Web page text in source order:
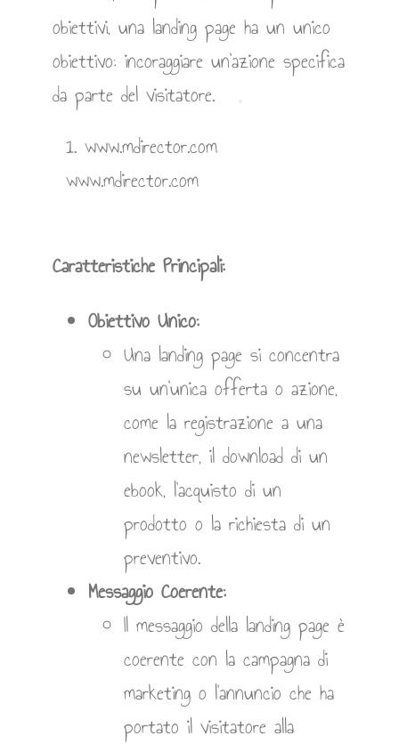
obiettivi, una landing page ha un unico
obiettivo: incoraggiare un’azione specifica
da parte del visitatore.
1. www.mdirector.com
www.mdirector.com
Caratteristiche Principali:
Obiettivo Unico:
Una landing page si concentra
su un’unica offerta o azione,
come la registrazione a una
newsletter, il download di un
ebook, l’acquisto di un
prodotto o la richiesta di un
preventivo.
Messaggio Coerente:
Il messaggio della landing page è
coerente con la campagna di
marketing o l’annuncio che ha
portato il visitatore alla